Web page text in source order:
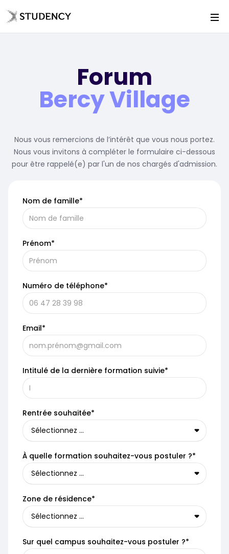
Forum
Bercy Village
Nous vous remercions de l’intérêt que vous nous portez.
Nous vous invitons à compléter le formulaire ci-dessous
pour être rappelé(e) par l'un de nos chargés d'admission.
Nom de famille*
Prénom*
Numéro de téléphone*
Email*
Intitulé de la dernière formation suivie*
Rentrée souhaitée*
À quelle formation souhaitez-vous postuler ?*
Zone de résidence*
Sur quel campus souhaitez-vous postuler ?*